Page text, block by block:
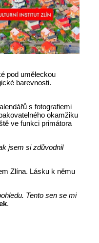
pod uměleckou
barevnosti.
s fotografiemi
okamžiku
ve funkci primátora
jsem si zdůvodnil
Zlína. Lásku k němu
Tento sen se mi
.